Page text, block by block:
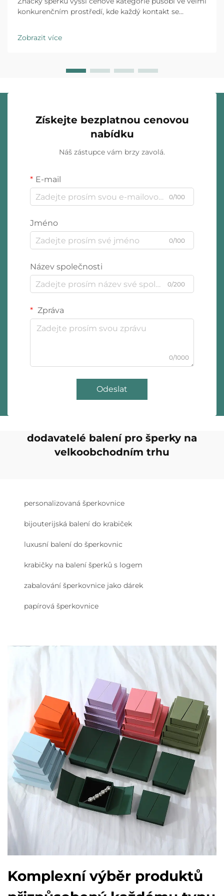
konkurenčním prostředí, kde každý kontakt se
rozbalení se vyvinul z jednoduché ochranné opatření
na strategický prvek, který značku odlišuje a ovlivňuje
Zobrazit více
Získejte bezplatnou cenovou
nabídku
Náš zástupce vám brzy zavolá.
E-mail
0/100
Jméno
0/100
Název společnosti
0/200
Zpráva
0/1000
Odeslat
dodavatelé balení pro šperky na
velkoobchodním trhu
personalizovaná šperkovnice
bijouterijská balení do krabiček
luxusní balení do šperkovnic
krabičky na balení šperků s logem
zabalování šperkovnice jako dárek
papírová šperkovnice
Komplexní výběr produktů